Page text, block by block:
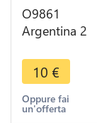
O9861
Argentina 2
Capped
Liberty
Head 1889
-> Make
10 €
Oppure fai
un'offerta